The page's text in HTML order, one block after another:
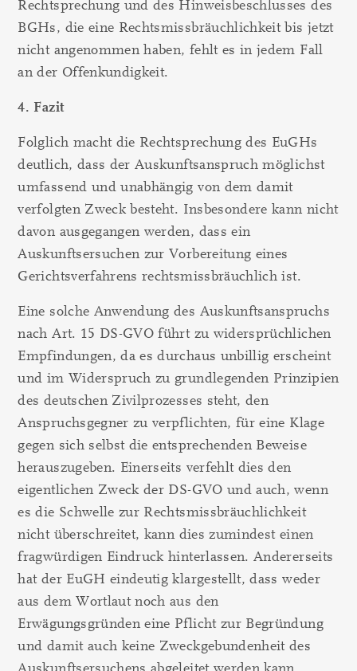
Rechtsprechung und des Hinweisbeschlusses des
BGHs, die eine Rechtsmissbräuchlichkeit bis jetzt
nicht angenommen haben, fehlt es in jedem Fall
an der Offenkundigkeit.
4. Fazit
Folglich macht die Rechtsprechung des EuGHs
deutlich, dass der Auskunftsanspruch möglichst
umfassend und unabhängig von dem damit
verfolgten Zweck besteht. Insbesondere kann nicht
davon ausgegangen werden, dass ein
Auskunftsersuchen zur Vorbereitung eines
Gerichtsverfahrens rechtsmissbräuchlich ist.
Eine solche Anwendung des Auskunftsanspruchs
nach Art. 15 DS-GVO führt zu widersprüchlichen
Empfindungen, da es durchaus unbillig erscheint
und im Widerspruch zu grundlegenden Prinzipien
des deutschen Zivilprozesses steht, den
Anspruchsgegner zu verpflichten, für eine Klage
gegen sich selbst die entsprechenden Beweise
herauszugeben. Einerseits verfehlt dies den
eigentlichen Zweck der DS-GVO und auch, wenn
es die Schwelle zur Rechtsmissbräuchlichkeit
nicht überschreitet, kann dies zumindest einen
fragwürdigen Eindruck hinterlassen. Andererseits
hat der EuGH eindeutig klargestellt, dass weder
aus dem Wortlaut noch aus den
Erwägungsgründen eine Pflicht zur Begründung
und damit auch keine Zweckgebundenheit des